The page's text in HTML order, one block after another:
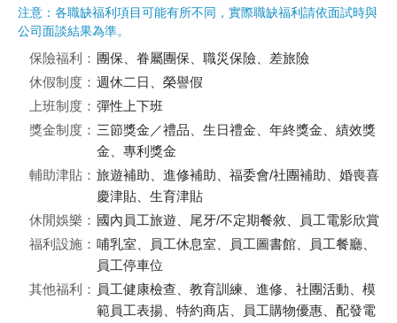
注意：各職缺福利項目可能有所不同，實際職缺福利請依面試時與
公司面談結果為準。
保險福利： 團保、眷屬團保、職災保險、差旅險
休假制度： 週休二日、榮譽假
上班制度： 彈性上下班
獎金制度： 三節獎金／禮品、生日禮金、年終獎金、績效獎
金、專利獎金
輔助津貼： 旅遊補助、進修補助、福委會/社團補助、婚喪喜
慶津貼、生育津貼
休閒娛樂： 國內員工旅遊、尾牙/不定期餐敘、員工電影欣賞
福利設施： 哺乳室、員工休息室、員工圖書館、員工餐廳、
員工停車位
其他福利： 員工健康檢查、教育訓練、進修、社團活動、模
範員工表揚、特約商店、員工購物優惠、配發電